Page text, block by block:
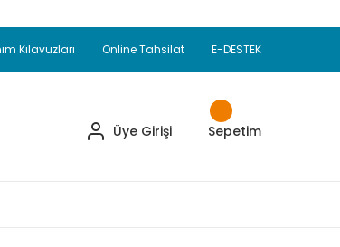
Sepette Ekstra %5 İskonto...
250 Adet Alımlarda Sepette
Ürünleri Alışverişlerinizde Sepette
Kılavuzları Online Tahsilat E-DESTEK
Üye Girişi Sepetim